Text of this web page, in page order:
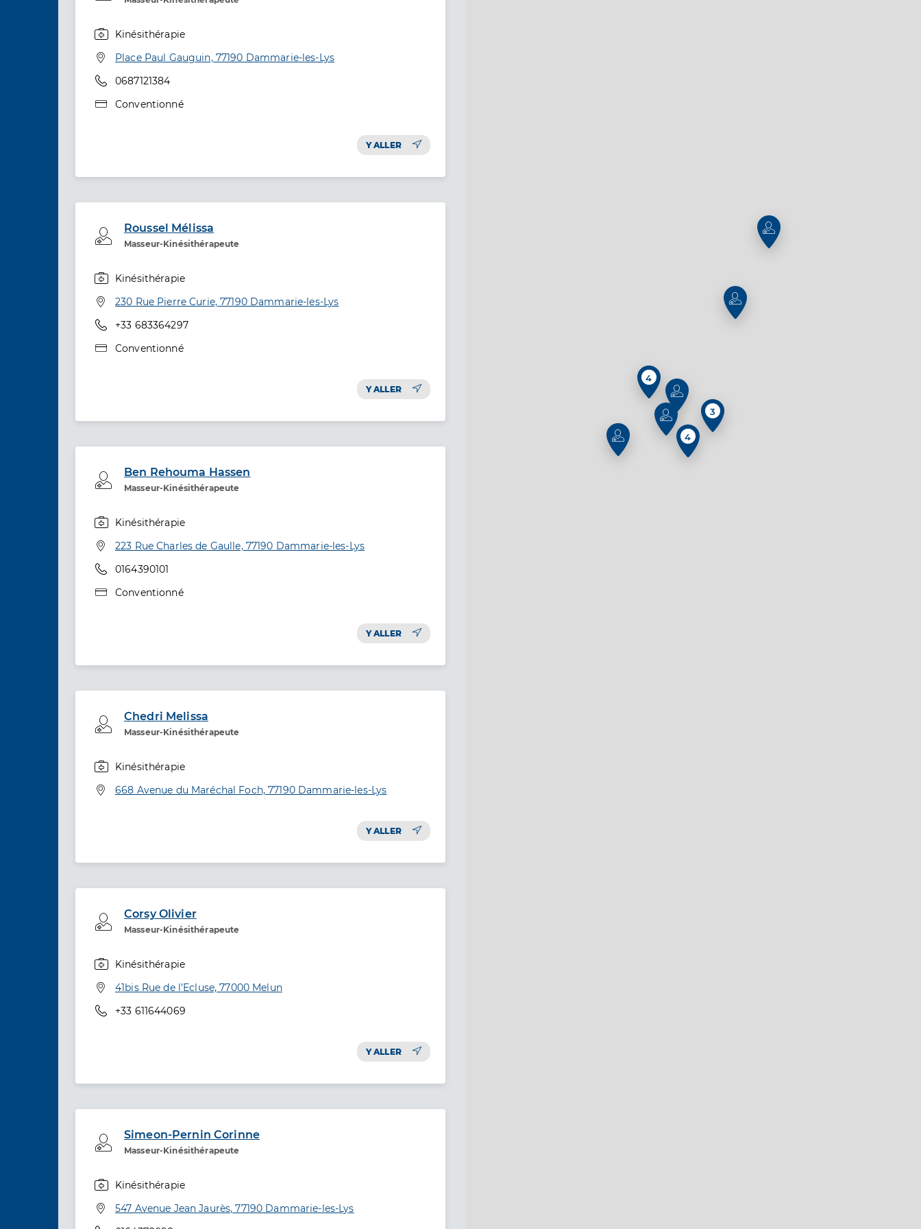
Kinésithérapie
Adresse
Place Paul Gauguin, 77190 Dammarie-les-Lys
Téléphone
0687121384
Type de convention
Conventionné
Y ALLER
Roussel Mélissa
Masseur-Kinésithérapeute
Professionel de santé
Kinésithérapie
Adresse
230 Rue Pierre Curie, 77190 Dammarie-les-Lys
Téléphone
+33 683364297
Type de convention
Conventionné
Y ALLER
Ben Rehouma Hassen
Masseur-Kinésithérapeute
Professionel de santé
Kinésithérapie
Adresse
223 Rue Charles de Gaulle, 77190 Dammarie-les-Lys
Téléphone
0164390101
Type de convention
Conventionné
Y ALLER
Chedri Melissa
Masseur-Kinésithérapeute
Professionel de santé
Kinésithérapie
Adresse
668 Avenue du Maréchal Foch, 77190 Dammarie-les-Lys
Y ALLER
Corsy Olivier
Masseur-Kinésithérapeute
Professionel de santé
Kinésithérapie
Adresse
41bis Rue de l’Ecluse, 77000 Melun
Téléphone
+33 611644069
Y ALLER
Simeon-Pernin Corinne
Masseur-Kinésithérapeute
Professionel de santé
Kinésithérapie
Adresse
547 Avenue Jean Jaurès, 77190 Dammarie-les-Lys
4
4
3